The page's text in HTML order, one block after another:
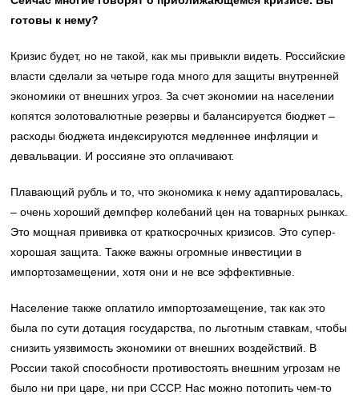
готовы к нему?
Кризис будет, но не такой, как мы привыкли видеть. Российские
власти сделали за четыре года много для защиты внутренней
экономики от внешних угроз. За счет экономии на населении
копятся золотовалютные резервы и балансируется бюджет –
расходы бюджета индексируются медленнее инфляции и
девальвации. И россияне это оплачивают.
Плавающий рубль и то, что экономика к нему адаптировалась,
– очень хороший демпфер колебаний цен на товарных рынках.
Это мощная прививка от краткосрочных кризисов. Это супер-
хорошая защита. Также важны огромные инвестиции в
импортозамещении, хотя они и не все эффективные.
Население также оплатило импортозамещение, так как это
была по сути дотация государства, по льготным ставкам, чтобы
снизить уязвимость экономики от внешних воздействий. В
России такой способности противостоять внешним угрозам не
было ни при царе, ни при СССР. Нас можно потопить чем-то